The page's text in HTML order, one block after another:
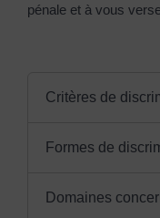
pénale et à vous
Critères de
Formes de
Domaines